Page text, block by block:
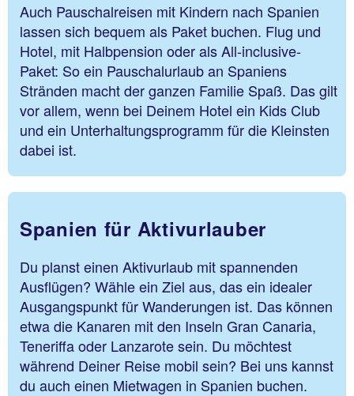
Auch Pauschalreisen mit Kindern nach Spanien
lassen sich bequem als Paket buchen. Flug und
Hotel, mit Halbpension oder als All-inclusive-
Paket: So ein Pauschalurlaub an Spaniens
Stränden macht der ganzen Familie Spaß. Das gilt
vor allem, wenn bei Deinem Hotel ein Kids Club
und ein Unterhaltungsprogramm für die Kleinsten
dabei ist.
Spanien für Aktivurlauber
Du planst einen Aktivurlaub mit spannenden
Ausflügen? Wähle ein Ziel aus, das ein idealer
Ausgangspunkt für Wanderungen ist. Das können
etwa die Kanaren mit den Inseln Gran Canaria,
Teneriffa oder Lanzarote sein. Du möchtest
während Deiner Reise mobil sein? Bei uns kannst
du auch einen Mietwagen in Spanien buchen.